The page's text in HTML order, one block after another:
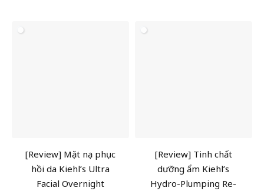
[Review] Mặt nạ phục
hồi da Kiehl’s Ultra
Facial Overnight
[Review] Tinh chất
dưỡng ẩm Kiehl’s
Hydro-Plumping Re-